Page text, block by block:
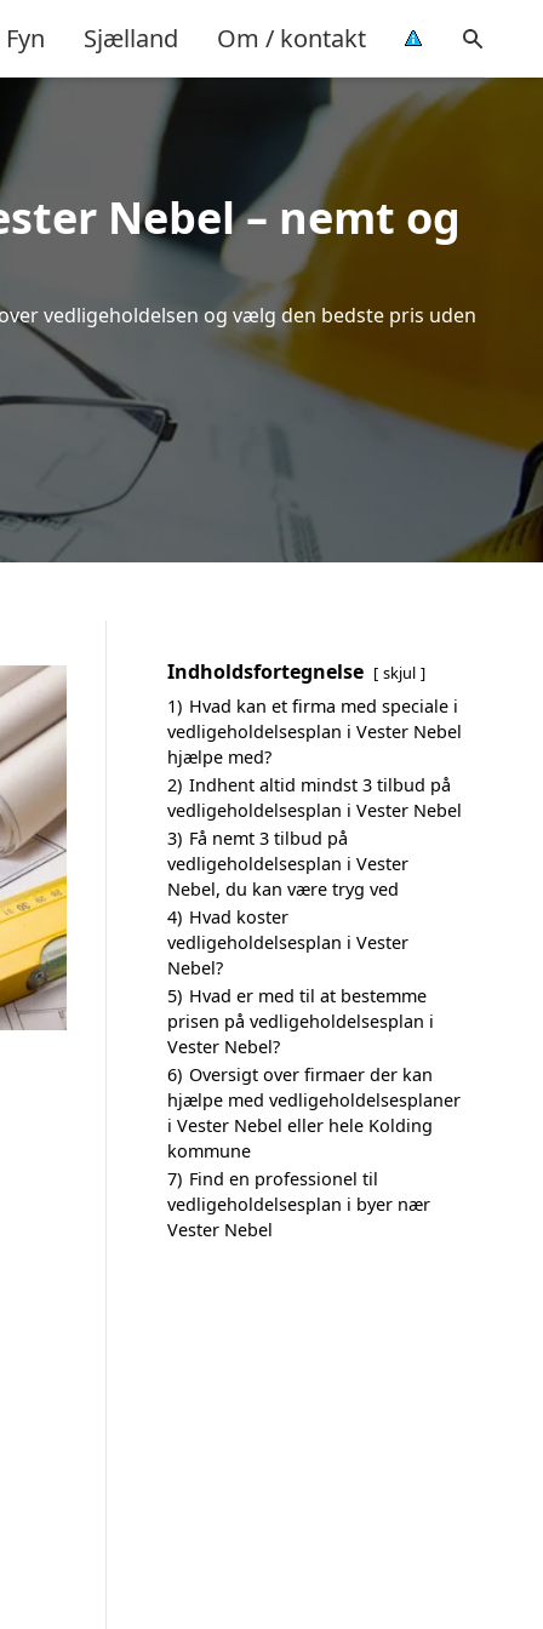
Fyn Sjælland Om / kontakt
Nebel – nemt og
vedligeholdelsen og vælg den bedste pris uden
Indholdsfortegnelse skjul
1) Hvad kan et firma med speciale i
vedligeholdelsesplan i Vester Nebel
hjælpe med?
2) Indhent altid mindst 3 tilbud på
vedligeholdelsesplan i Vester Nebel
3) Få nemt 3 tilbud på
vedligeholdelsesplan i Vester
Nebel, du kan være tryg ved
4) Hvad koster
vedligeholdelsesplan i Vester
Nebel?
5) Hvad er med til at bestemme
prisen på vedligeholdelsesplan i
Vester Nebel?
6) Oversigt over firmaer der kan
hjælpe med vedligeholdelsesplaner
i Vester Nebel eller hele Kolding
kommune
7) Find en professionel til
vedligeholdelsesplan i byer nær
Vester Nebel